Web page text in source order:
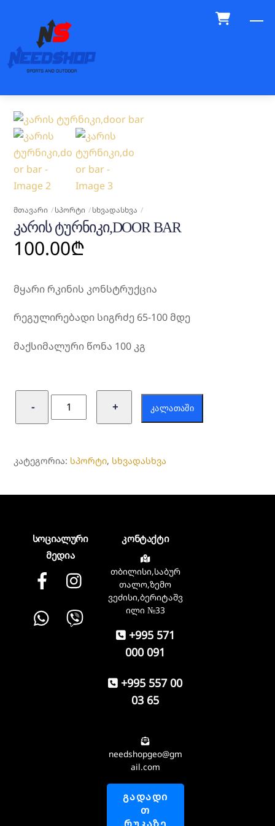
ᲛᲗᲐᲕᲐᲠᲘ ᲡᲞᲝᲠᲢᲘ ᲡᲮᲕᲐᲓᲐᲡᲮᲕᲐ
ᲙᲐᲠᲘᲡ ᲢᲣᲠᲜᲘᲙᲘ,DOOR BAR
100.00₾
მყარი რკინის კონსტრუქცია
რეგულირებადი სიგრძე 65-100 მდე
მაქსიმალური წონა 100 კგ
−
რაოდენობა:
კარის
+ ᲙᲐᲚᲐᲗᲐᲨᲘ
ᲙᲐᲢᲔᲒᲝᲠᲘᲐ: სპორტი, სხვადასხვა
სოციალური
მედია
Facebook instagram
Whatsapp
კონტაქტი
თბილისი,საბურ
თალო,ზემო
ვეძისი,ბერიტაშვ
ილი №33
+995 571
000 091
+995 557 00
03 65
needshopgeo@gm
ail.com
ᲒᲐᲓᲐᲓᲘ
Თ